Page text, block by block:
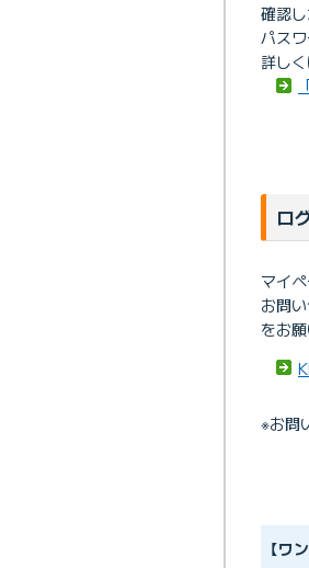
確認
パス
詳し
ロ
マイ
お問
をお願
※お問
【ワ